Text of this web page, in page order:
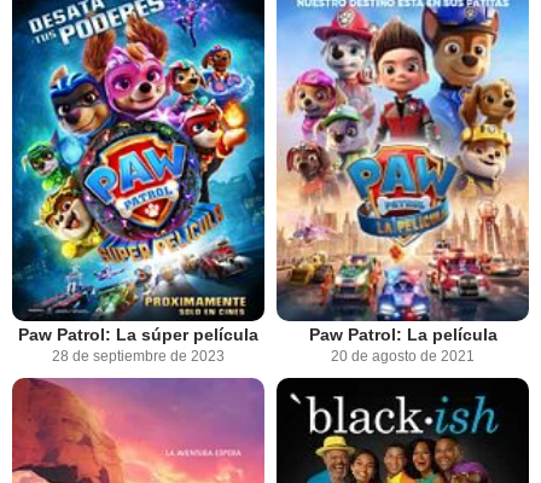
Paw Patrol: La súper película
28 de septiembre de 2023
Paw Patrol: La película
20 de agosto de 2021